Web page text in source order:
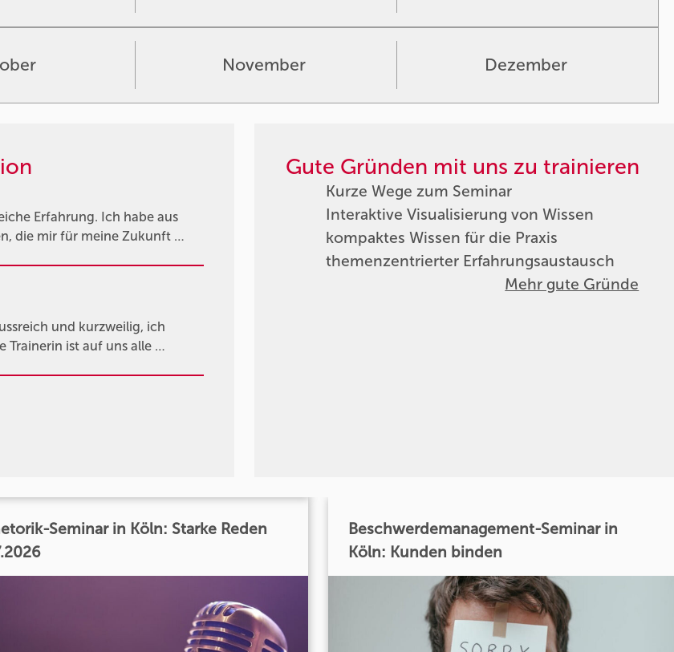
Erfahrung. Ich habe aus
die mir für meine Zukunft …
und kurzweilig, ich
Trainerin ist auf uns alle …
Gute Gründen mit uns zu trainieren
Kurze Wege zum Seminar
Interaktive Visualisierung von Wissen
kompaktes Wissen für die Praxis
themenzentrierter Erfahrungsaustausch
Mehr gute Gründe
Seminar in Köln: Starke Reden
Beschwerdemanagement-Seminar in
Köln: Kunden binden
November Dezember